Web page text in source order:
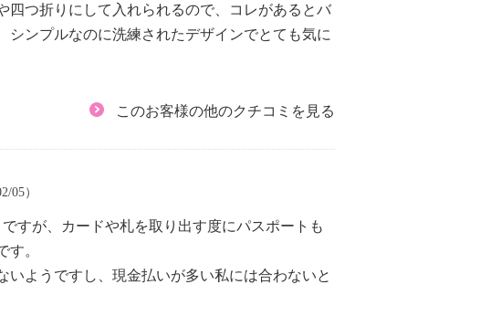
四つ折りにして入れられるので、コレがあるとバ
ンプルなのに洗練されたデザインでとても気に
このお客様の他のクチコミを見る
05）
すが、カードや札を取り出す度にパスポートも
。
ようですし、現金払いが多い私には合わないと